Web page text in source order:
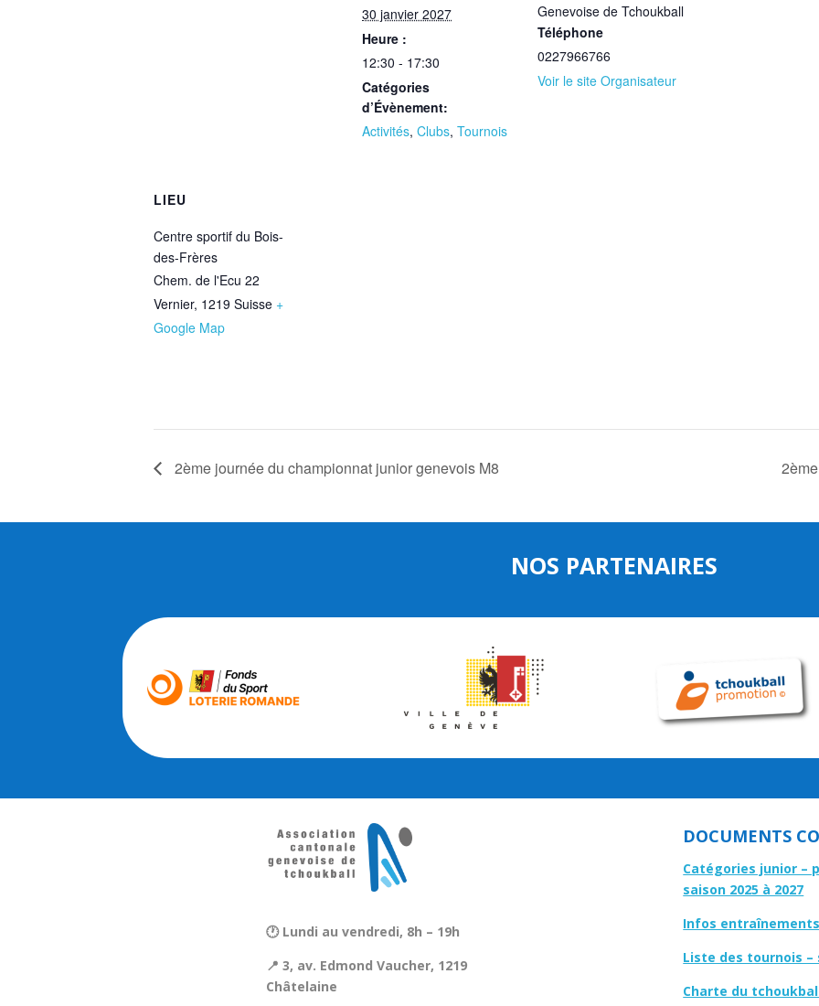
30 janvier 2027
Heure :
12:30 - 17:30
Catégories
d’Évènement:
Activités, Clubs, Tournois
Genevoise de Tchoukball
Téléphone
0227966766
Voir le site Organisateur
LIEU
Centre sportif du Bois-
des-Frères
Chem. de l'Ecu 22
Vernier, 1219 Suisse +
Google Map
2ème journée du championnat junior genevois M8
NOS PARTENAIRES
🕐 Lundi au vendredi, 8h – 19h
📍 3, av. Edmond Vaucher, 1219
Châtelaine
DOCUMENTS
Catégories junior –
saison 2025 à 2027
Infos
Liste des tournois –
Charte du